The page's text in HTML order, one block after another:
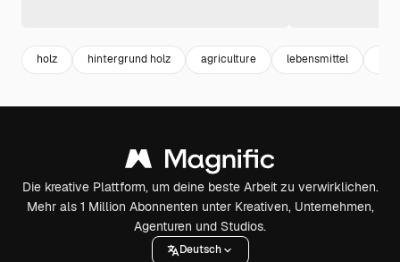
holz hintergrund holz agriculture lebensmittel
Die kreative Plattform, um deine beste Arbeit zu verwirklichen.
Mehr als 1 Million Abonnenten unter Kreativen, Unternehmen,
Agenturen und Studios.
Deutsch